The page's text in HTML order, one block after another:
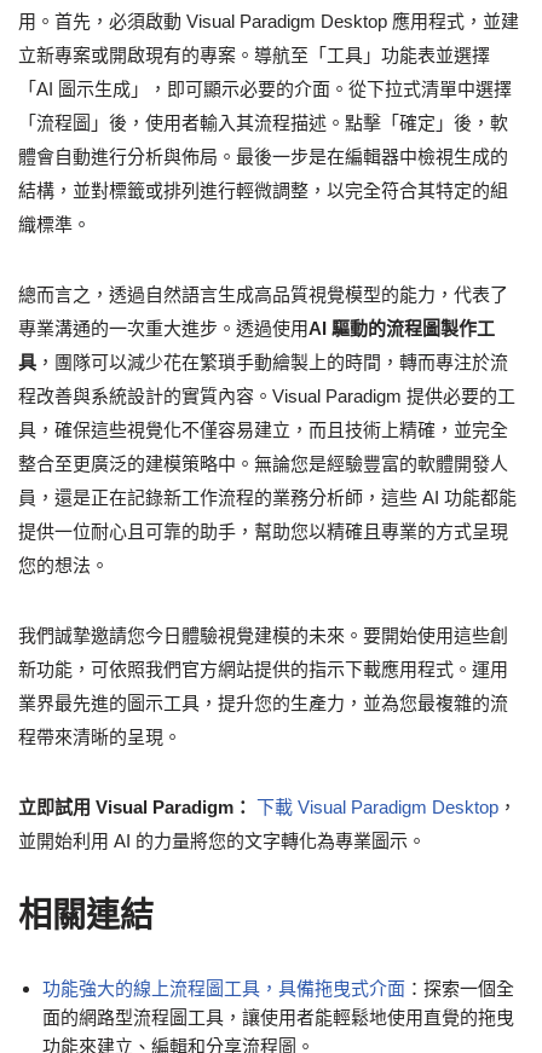
用。首先，必須啟動 Visual Paradigm Desktop 應用程式，並建
立新專案或開啟現有的專案。導航至「工具」功能表並選擇
「AI 圖示生成」，即可顯示必要的介面。從下拉式清單中選擇
「流程圖」後，使用者輸入其流程描述。點擊「確定」後，軟
體會自動進行分析與佈局。最後一步是在編輯器中檢視生成的
結構，並對標籤或排列進行輕微調整，以完全符合其特定的組
織標準。
總而言之，透過自然語言生成高品質視覺模型的能力，代表了
專業溝通的一次重大進步。透過使用AI 驅動的流程圖製作工
具 ，團隊可以減少花在繁瑣手動繪製上的時間，轉而專注於流
程改善與系統設計的實質內容。Visual Paradigm 提供必要的工
具，確保這些視覺化不僅容易建立，而且技術上精確，並完全
整合至更廣泛的建模策略中。無論您是經驗豐富的軟體開發人
員，還是正在記錄新工作流程的業務分析師，這些 AI 功能都能
提供一位耐心且可靠的助手，幫助您以精確且專業的方式呈現
您的想法。
我們誠摯邀請您今日體驗視覺建模的未來。要開始使用這些創
新功能，可依照我們官方網站提供的指示下載應用程式。運用
業界最先進的圖示工具，提升您的生產力，並為您最複雜的流
程帶來清晰的呈現。
立即試用 Visual Paradigm： 下載 Visual Paradigm Desktop ，
並開始利用 AI 的力量將您的文字轉化為專業圖示。
相關連結
功能強大的線上流程圖工具，具備拖曳式介面 ：探索一個全
面的網路型流程圖工具，讓使用者能輕鬆地使用直覺的拖曳
功能來建立、編輯和分享流程圖。